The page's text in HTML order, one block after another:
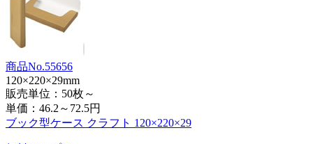
商品No.55656
120×220×29mm
販売単位：50枚～
単価： 46.2～72.5円
ブック型ケース クラフト 120×220×29